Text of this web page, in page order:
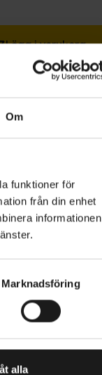
Om
funktioner för
från din enhet
informationen
Marknadsföring
alla
Lägg i varukorg